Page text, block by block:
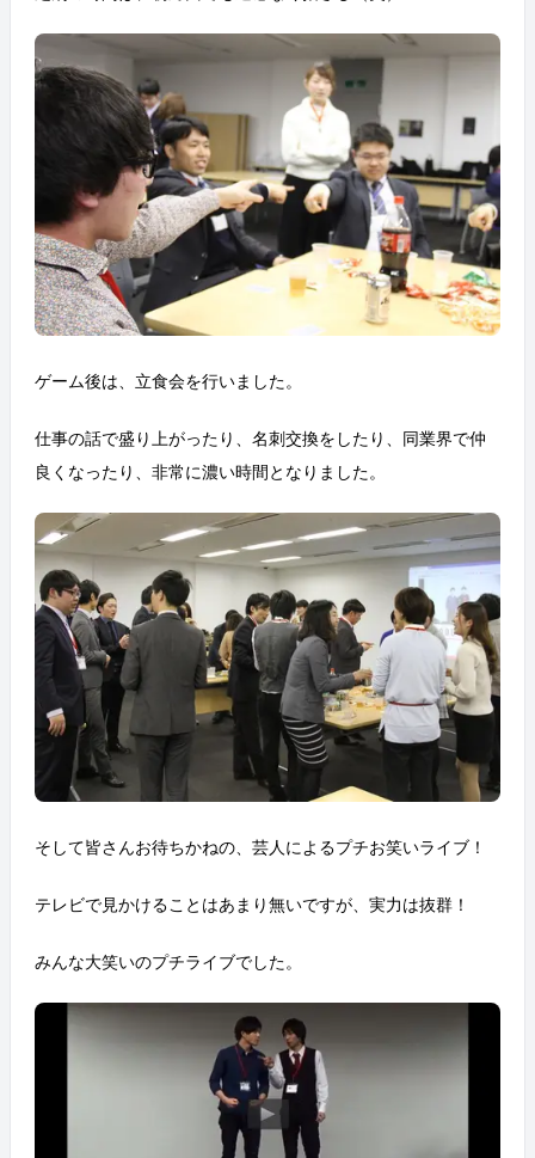
ゲーム後は、立食会を行いました。
仕事の話で盛り上がったり、名刺交換をしたり、同業界で仲
良くなったり、非常に濃い時間となりました。
そして皆さんお待ちかねの、芸人によるプチお笑いライブ！
テレビで見かけることはあまり無いですが、実力は抜群！
みんな大笑いのプチライブでした。